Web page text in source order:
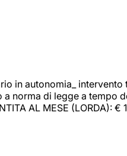
in autonomia_
norma di legge a
AL MESE (LORDA):